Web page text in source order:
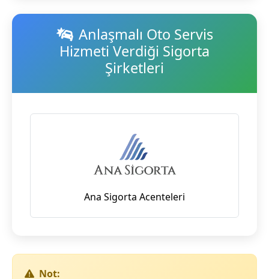
Anlaşmalı Oto Servis
Hizmeti Verdiği Sigorta
Şirketleri
Ana Sigorta Acenteleri
Not: